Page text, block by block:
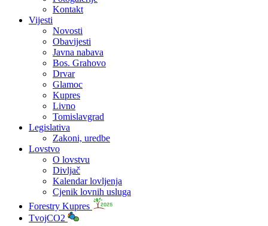
Kontakt
Vijesti
Novosti
Obavijesti
Javna nabava
Bos. Grahovo
Drvar
Glamoc
Kupres
Livno
Tomislavgrad
Legislativa
Zakoni, uredbe
Lovstvo
O lovstvu
Divljač
Kalendar lovljenja
Cjenik lovnih usluga
Forestry Kupres
TvojCO2